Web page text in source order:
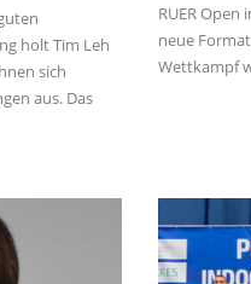
holt Tim Leh
sich
aus. Das
RUER Open
neue
Wettkampf